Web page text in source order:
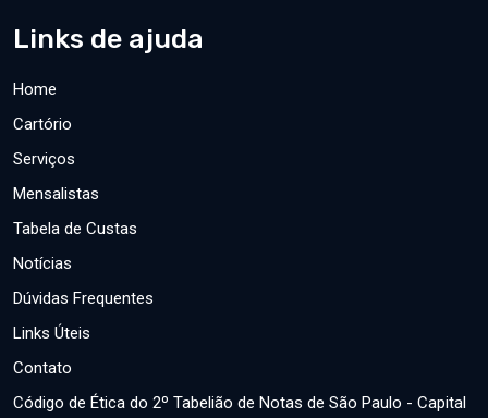
Links de ajuda
Home
Cartório
Serviços
Mensalistas
Tabela de Custas
Notícias
Dúvidas Frequentes
Links Úteis
Contato
Código de Ética do 2º Tabelião de Notas de São Paulo - Capital